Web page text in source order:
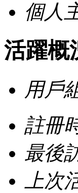
個人
活躍概
用戶
註冊
最後
上次